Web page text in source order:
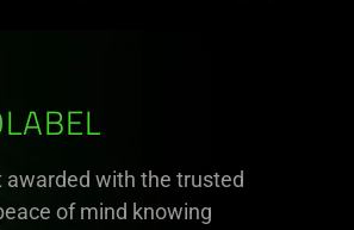
awarded with the trusted
of mind knowing